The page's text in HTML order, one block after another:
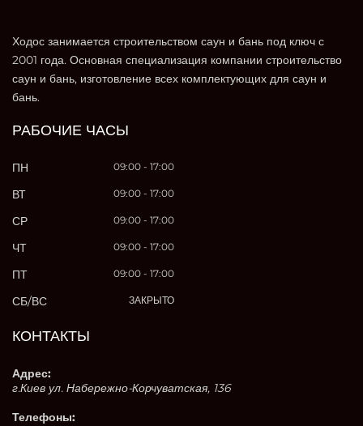
Ходос занимается строительством саун и бань под ключ с
2001 года. Основная специализация компании строительство
саун и бань, изготовление всех комплектующих для саун и
бань.
РАБОЧИЕ ЧАСЫ
ПН 09:00 - 17:00
ВТ 09:00 - 17:00
СР 09:00 - 17:00
ЧТ 09:00 - 17:00
ПТ 09:00 - 17:00
СБ/ВС ЗАКРЫТО
КОНТАКТЫ
Адрес:
г.Киев ул. Набережно-Корчуватская, 136
Телефоны: